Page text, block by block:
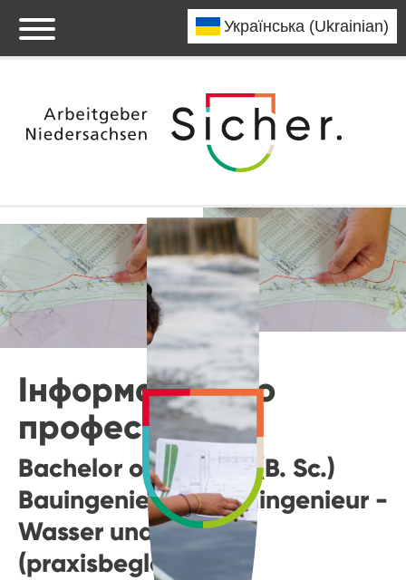
Інформація про
професію
Bachelor of Science (B. Sc.)
Bauingenieurin/ Bauingenieur -
Wasser und Umwelt
(praxisbegleitendes